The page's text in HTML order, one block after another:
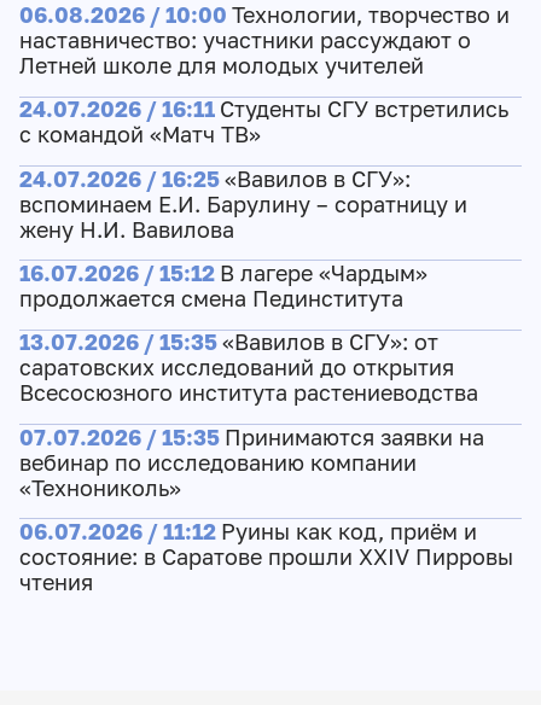
06.08.2026 / 10:00 Технологии, творчество и
наставничество: участники рассуждают о
Летней школе для молодых учителей
24.07.2026 / 16:11 Студенты СГУ встретились
с командой «Матч ТВ»
24.07.2026 / 16:25«Вавилов в СГУ»:
вспоминаем Е.И. Барулину – соратницу и
жену Н.И. Вавилова
16.07.2026 / 15:12 В лагере «Чардым»
продолжается смена Пединститута
13.07.2026 / 15:35«Вавилов в СГУ»: от
саратовских исследований до открытия
Всесосюзного института растениеводства
07.07.2026 / 15:35 Принимаются заявки на
вебинар по исследованию компании
«Технониколь»
06.07.2026 / 11:12 Руины как код, приём и
состояние: в Саратове прошли XXIV Пирровы
чтения